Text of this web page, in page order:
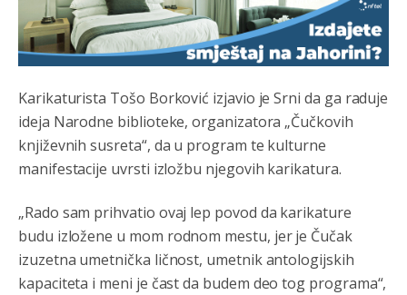
Karikaturista Tošo Borković izjavio je Srni da ga raduje
ideja Narodne biblioteke, organizatora „Čučkovih
književnih susreta“, da u program te kulturne
manifestacije uvrsti izložbu njegovih karikatura.
„Rado sam prihvatio ovaj lep povod da karikature
budu izložene u mom rodnom mestu, jer je Čučak
izuzetna umetnička ličnost, umetnik antologijskih
kapaciteta i meni je čast da budem deo tog programa“,
Анонимно2807895 8/6/2026 12:16
Dobro zboris 791,ovaj721 dok nije bilo interneta,samo
mu je porodica znala da je glup!
Анонимно2807895 8/6/2026 12:18
Drzi pod kontrolom tri stvari jezik,karakter i
slabije.Iz
zivota iskljuci tri stvari uvredu,neznanje i
zavist.Sve
dok si ziv gaji tri stvari dobrotu,pamet i
prijateljstvo!!
Анонимно2806721 8/6/2026 12:39